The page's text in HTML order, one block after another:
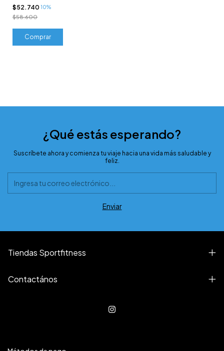
$52.740 10%
$58.600
Comprar
¿Qué estás esperando?
Suscríbete ahora y comienza tu viaje hacia una vida más saludable y
feliz.
Tiendas Sportfitness
Contactános